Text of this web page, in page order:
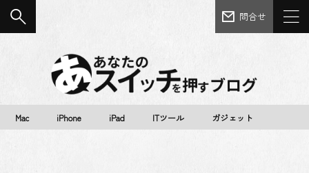
問合せ
Mac iPhone iPad ITツール ガジェット